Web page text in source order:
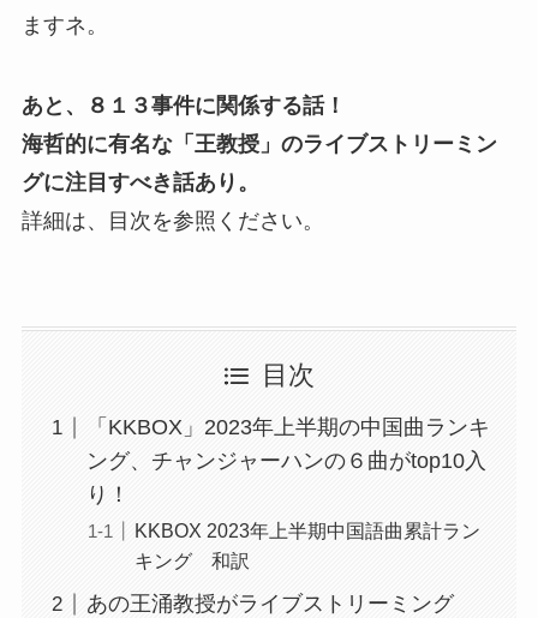
ますネ。
あと、８１３事件に関係する話！
海哲的に有名な「王教授」のライブストリーミン
グに注目すべき話あり。
詳細は、目次を参照ください。
目次
「KKBOX」2023年上半期の中国曲ランキ
ング、チャンジャーハンの６曲がtop10入
り！
KKBOX 2023年上半期中国語曲累計ラン
キング 和訳
あの王涌教授がライブストリーミング